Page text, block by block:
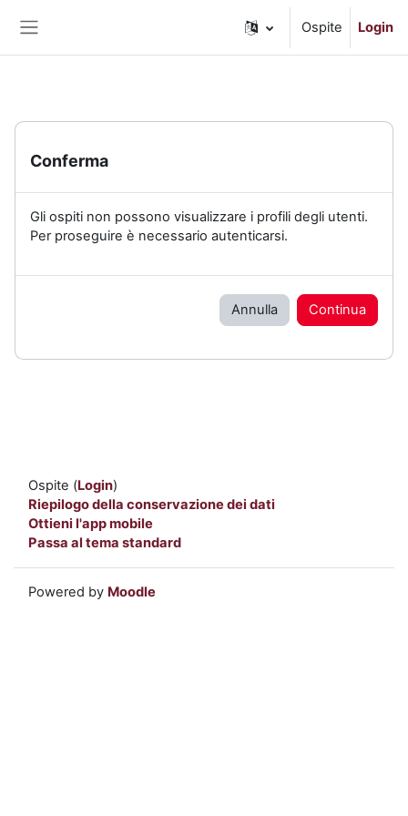
Ospite Login
Conferma
Gli ospiti non possono visualizzare i profili degli utenti.
Per proseguire è necessario autenticarsi.
Annulla Continua
Ospite (Login)
Riepilogo della conservazione dei dati
Ottieni l'app mobile
Passa al tema standard
Powered by Moodle